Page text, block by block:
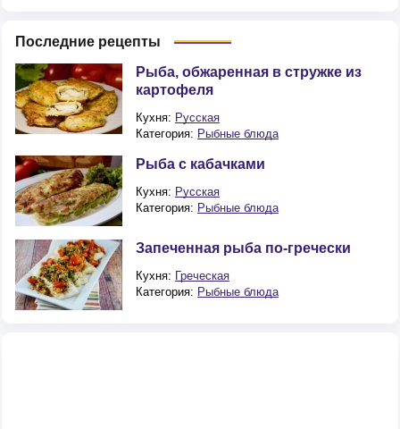
Последние рецепты
Рыба, обжаренная в стружке из
картофеля
Кухня: Русская
Категория: Рыбные блюда
Рыба с кабачками
Кухня: Русская
Категория: Рыбные блюда
Запеченная рыба по-гречески
Кухня: Греческая
Категория: Рыбные блюда